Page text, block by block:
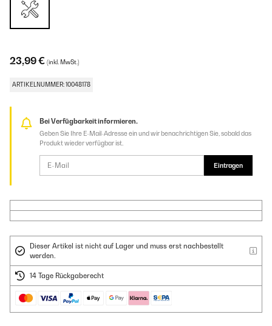
23,99 € (inkl. MwSt.)
ARTIKELNUMMER: 10048178
Bei Verfügbarkeit informieren.
Geben Sie Ihre E-Mail-Adresse ein und wir benachrichtigen Sie, sobald das
Produkt wieder verfügbar ist.
Eintragen
Dieser Artikel ist nicht auf Lager und muss erst nachbestellt
werden.
14 Tage Rückgaberecht